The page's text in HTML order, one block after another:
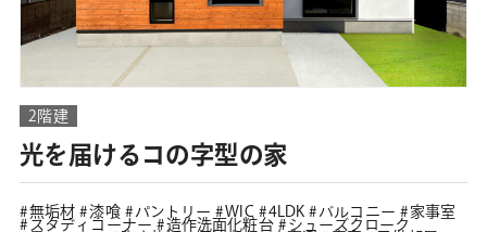
2階建
光を届けるコの字型の家
無垢材 漆喰 パントリー WIC 4LDK バルコニー
家事室
スタディコーナー
造作洗面化粧台
シューズクローク